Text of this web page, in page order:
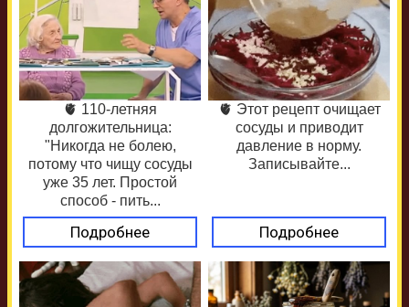
🫀 110-летняя
долгожительница:
"Никогда не болею,
потому что чищу сосуды
уже 35 лет. Простой
способ - пить...
Подробнее
🫀 Этот рецепт очищает
сосуды и приводит
давление в норму.
Записывайте...
Подробнее